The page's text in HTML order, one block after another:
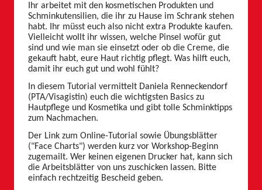
Ihr arbeitet mit den kosmetischen Produkten und
Schminkutensilien, die ihr zu Hause im Schrank stehen
habt. Ihr müsst euch also nicht extra Produkte kaufen.
Vielleicht wollt ihr wissen, welche Pinsel wofür gut
sind und wie man sie einsetzt oder ob die Creme, die
gekauft habt, eure Haut richtig pflegt. Was hilft euch,
damit ihr euch gut und wohl fühlt?
In diesem Tutorial vermittelt Daniela Renneckendorf
(PTA/Visagistin) euch die wichtigsten Basics zu
Hautpflege und Kosmetika und gibt tolle Schminktipps
zum Nachmachen.
Der Link zum Online-Tutorial sowie Übungsblätter
("Face Charts") werden kurz vor Workshop-Beginn
zugemailt. Wer keinen eigenen Drucker hat, kann sich
die Arbeitsblätter von uns zuschicken lassen. Bitte
einfach rechtzeitig Bescheid geben.